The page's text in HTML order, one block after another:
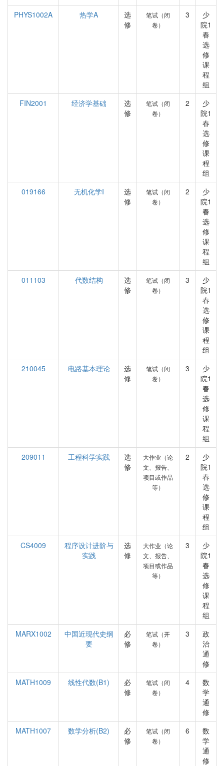
PHYS1002A
热学A
选
修
笔试（闭
卷）
3
少
院1
春
选
修
课
程
组
FIN2001
经济学基础
选
修
笔试（闭
卷）
2
少
院1
春
选
修
课
程
组
019166
无机化学I
选
修
笔试（闭
卷）
2
少
院1
春
选
修
课
程
组
011103
代数结构
选
修
笔试（闭
卷）
3
少
院1
春
选
修
课
程
组
210045
电路基本理论
选
修
笔试（闭
卷）
3
少
院1
春
选
修
课
程
组
209011
工程科学实践
选
修
大作业（论
文、报告、
项目或作品
等）
2
少
院1
春
选
修
课
程
组
CS4009
程序设计进阶与
实践
选
修
大作业（论
文、报告、
项目或作品
等）
3
少
院1
春
选
修
课
程
组
MARX1002
中国近现代史纲
要
必
修
笔试（开
卷）
3
政
治
通
修
MATH1009
线性代数(B1)
必
修
笔试（闭
卷）
4
数
学
通
修
MATH1007
数学分析(B2)
必
修
笔试（闭
卷）
6
数
学
通
修